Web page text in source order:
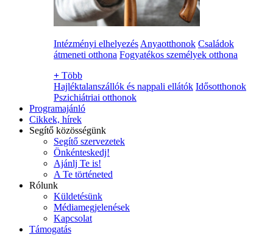
Intézményi elhelyezés Anyaotthonok Családok
átmeneti otthona Fogyatékos személyek otthona
+ Több
Hajléktalanszállók és nappali ellátók Idősotthonok
Pszichiátriai otthonok
Programajánló
Cikkek, hírek
Segítő közösségünk
Segítő szervezetek
Önkénteskedj!
Ajánlj Te is!
A Te történeted
Rólunk
Küldetésünk
Médiamegjelenések
Kapcsolat
Támogatás